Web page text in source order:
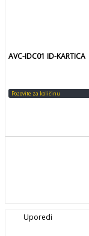
AVC-IDC01 ID-KARTICA
Pozovite za količinu
Uporedi